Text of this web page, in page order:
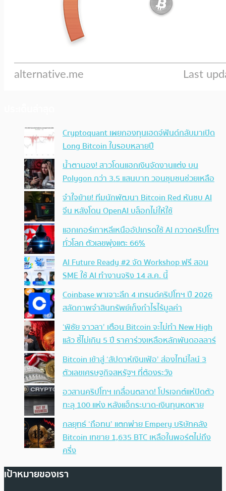
Cryptoquant เผยกองทุนเฮดจ์ฟันด์กลับมาเปิด
Long Bitcoin ในรอบหลายปี
น้ำตานอง! สาวโดนแฮกเงินจัดงานแต่ง บน
Polygon กว่า 3.5 แสนบาท วอนชุมชนช่วยเหลือ
จำใจย้าย! ทีมนักพัฒนา Bitcoin Red หันซบ AI
จีน หลังโดน OpenAI บล็อกไม่ให้ใช้
แฮกเกอร์เกาหลีเหนืออัปเกรดใช้ AI กวาดคริปโทฯ
ทั่วโลก ตัวเลขพุ่งแตะ 66%
AI Future Ready #2 จัด Workshop ฟรี สอน
SME ใช้ AI ทำงานจริง 14 ส.ค. นี้
Coinbase พาเจาะลึก 4 เทรนด์คริปโทฯ ปี 2026
สลัดภาพจำสินทรัพย์เก็งกำไรไร้มูลค่า
‘พิชัย จาวลา’ เตือน Bitcoin จะไม่ทำ New High
แล้ว ชี้ไม่เกิน 5 ปี ราคาร่วงเหลือหลักพันดอลลาร์
Bitcoin เข้าสู่ ‘สัปดาห์เงินเฟ้อ’ ส่องไทม์ไลน์ 3
ตัวเลขเศรษฐกิจสหรัฐฯ ที่ต้องระวัง
อวสานคริปโทฯ เกลื่อนตลาด! โปรเจกต์แห่ปิดตัว
ทะลุ 100 แห่ง หลังแฮ็กระบาด-เงินทุนหดหาย
กลยุทธ์ ‘ถือทน’ แตกพ่าย Empery บริษัทคลัง
Bitcoin เทขาย 1,635 BTC เหลือในพอร์ตไม่ถึง
ครึ่ง
เป้าหมายของเรา